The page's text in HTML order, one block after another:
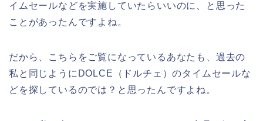
イムセールなどを実施していたらいいのに、と思った
ことがあったんですよね。
だから、こちらをご覧になっているあなたも、過去の
私と同じようにDOLCE（ドルチェ）のタイムセールな
どを探しているのでは？と思ったんですよね。